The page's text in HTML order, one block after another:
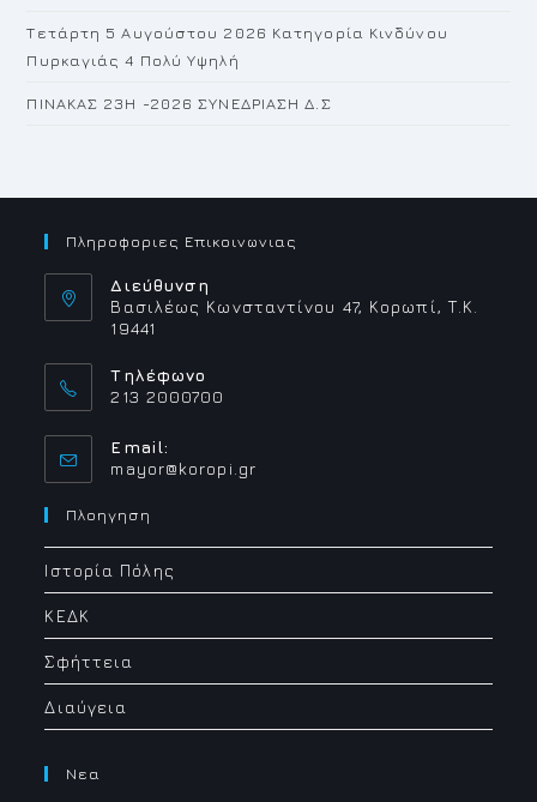
Τετάρτη 5 Αυγούστου 2026 Κατηγορία Κινδύνου
Πυρκαγιάς 4 Πολύ Υψηλή
ΠΙΝΑΚΑΣ 23H -2026 ΣΥΝΕΔΡΙΑΣΗ Δ.Σ
Πληροφοριες Επικοινωνιας
Διεύθυνση
Βασιλέως Κωνσταντίνου 47, Κορωπί, Τ.Κ.
19441
Τηλέφωνο
213 2000700
Email:
mayor@koropi.grOpens
Πλοηγηση
Ιστορία Πόλης
ΚΕΔΚ
Σφήττεια
Διαύγεια
Νεα